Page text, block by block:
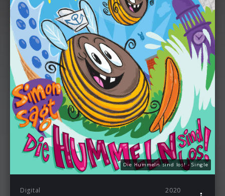
Die Hummeln sind los! - Single
Digital 2020